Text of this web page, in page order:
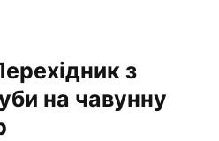
з
на чавунну